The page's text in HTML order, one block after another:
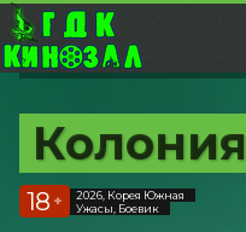
Колония
18 +
2026, Корея Южная
Ужасы, Боевик